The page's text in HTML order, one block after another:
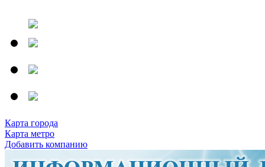
Карта города
Карта метро
Добавить компанию